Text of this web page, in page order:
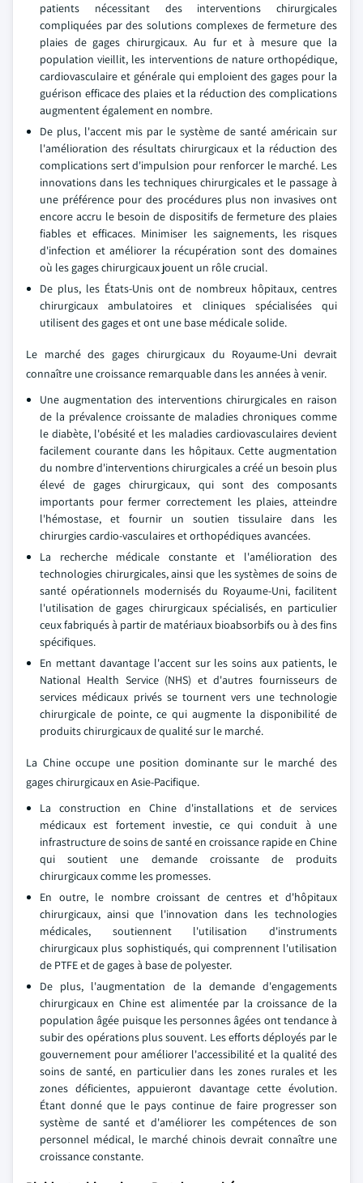
patients nécessitant des interventions chirurgicales
compliquées par des solutions complexes de fermeture des
plaies de gages chirurgicaux. Au fur et à mesure que la
population vieillit, les interventions de nature orthopédique,
cardiovasculaire et générale qui emploient des gages pour la
guérison efficace des plaies et la réduction des complications
augmentent également en nombre.
De plus, l'accent mis par le système de santé américain sur
l'amélioration des résultats chirurgicaux et la réduction des
complications sert d'impulsion pour renforcer le marché. Les
innovations dans les techniques chirurgicales et le passage à
une préférence pour des procédures plus non invasives ont
encore accru le besoin de dispositifs de fermeture des plaies
fiables et efficaces. Minimiser les saignements, les risques
d'infection et améliorer la récupération sont des domaines
où les gages chirurgicaux jouent un rôle crucial.
De plus, les États-Unis ont de nombreux hôpitaux, centres
chirurgicaux ambulatoires et cliniques spécialisées qui
utilisent des gages et ont une base médicale solide.
Le marché des gages chirurgicaux du Royaume-Uni devrait
connaître une croissance remarquable dans les années à venir.
Une augmentation des interventions chirurgicales en raison
de la prévalence croissante de maladies chroniques comme
le diabète, l'obésité et les maladies cardiovasculaires devient
facilement courante dans les hôpitaux. Cette augmentation
du nombre d'interventions chirurgicales a créé un besoin plus
élevé de gages chirurgicaux, qui sont des composants
importants pour fermer correctement les plaies, atteindre
l'hémostase, et fournir un soutien tissulaire dans les
chirurgies cardio-vasculaires et orthopédiques avancées.
La recherche médicale constante et l'amélioration des
technologies chirurgicales, ainsi que les systèmes de soins de
santé opérationnels modernisés du Royaume-Uni, facilitent
l'utilisation de gages chirurgicaux spécialisés, en particulier
ceux fabriqués à partir de matériaux bioabsorbifs ou à des fins
spécifiques.
En mettant davantage l'accent sur les soins aux patients, le
National Health Service (NHS) et d'autres fournisseurs de
services médicaux privés se tournent vers une technologie
chirurgicale de pointe, ce qui augmente la disponibilité de
produits chirurgicaux de qualité sur le marché.
La Chine occupe une position dominante sur le marché des
gages chirurgicaux en Asie-Pacifique.
La construction en Chine d'installations et de services
médicaux est fortement investie, ce qui conduit à une
infrastructure de soins de santé en croissance rapide en Chine
qui soutient une demande croissante de produits
chirurgicaux comme les promesses.
En outre, le nombre croissant de centres et d'hôpitaux
chirurgicaux, ainsi que l'innovation dans les technologies
médicales, soutiennent l'utilisation d'instruments
chirurgicaux plus sophistiqués, qui comprennent l'utilisation
de PTFE et de gages à base de polyester.
De plus, l'augmentation de la demande d'engagements
chirurgicaux en Chine est alimentée par la croissance de la
population âgée puisque les personnes âgées ont tendance à
subir des opérations plus souvent. Les efforts déployés par le
gouvernement pour améliorer l'accessibilité et la qualité des
soins de santé, en particulier dans les zones rurales et les
zones déficientes, appuieront davantage cette évolution.
Étant donné que le pays continue de faire progresser son
système de santé et d'améliorer les compétences de son
personnel médical, le marché chinois devrait connaître une
croissance constante.